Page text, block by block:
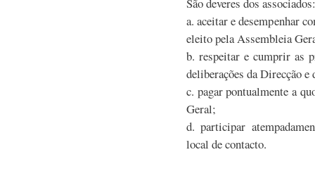
a. aceitar e desempenhar
eleito pela Assembleia
b. respeitar e cumprir as
deliberações da Direcção
c. pagar pontualmente a
Geral;
d. participar
local de contacto.